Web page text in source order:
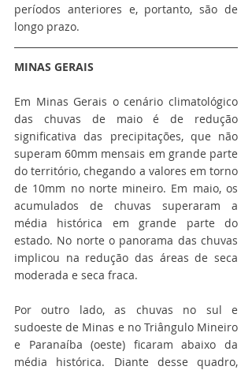
períodos anteriores e, portanto, são de
longo prazo.
MINAS GERAIS
Em Minas Gerais o cenário climatológico
das chuvas de maio é de redução
significativa das precipitações, que não
superam 60mm mensais em grande parte
do território, chegando a valores em torno
de 10mm no norte mineiro. Em maio, os
acumulados de chuvas superaram a
média histórica em grande parte do
estado. No norte o panorama das chuvas
implicou na redução das áreas de seca
moderada e seca fraca.
Por outro lado, as chuvas no sul e
sudoeste de Minas e no Triângulo Mineiro
e Paranaíba (oeste) ficaram abaixo da
média histórica. Diante desse quadro,